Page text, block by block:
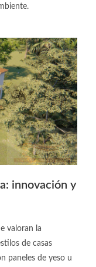
innovación y
valoran la
de casas
paneles de yeso u